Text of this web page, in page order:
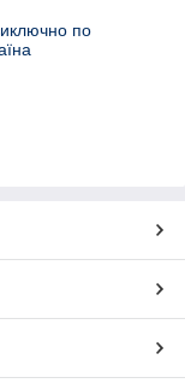
по